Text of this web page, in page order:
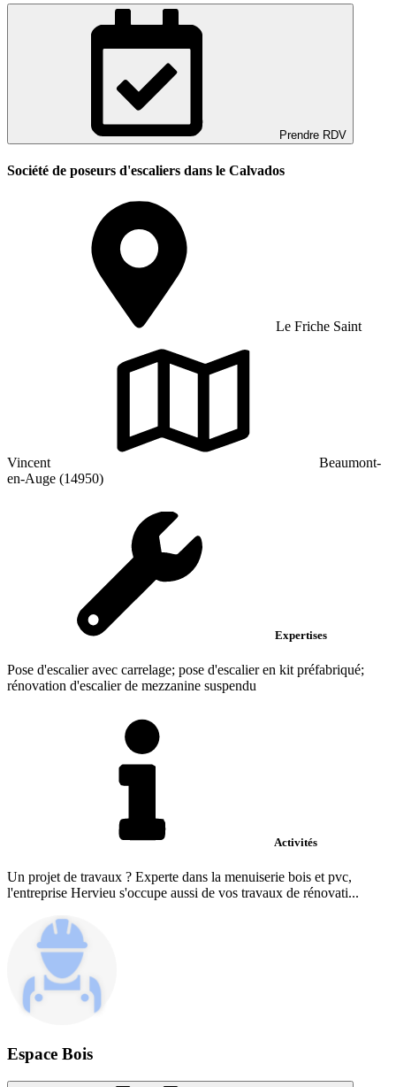
Prendre RDV
Société de poseurs d'escaliers dans le Calvados
Le Friche Saint
Vincent
Beaumont-
en-Auge (14950)
Expertises
Pose d'escalier avec carrelage; pose d'escalier en kit préfabriqué;
rénovation d'escalier de mezzanine suspendu
Activités
Un projet de travaux ? Experte dans la menuiserie bois et pvc,
l'entreprise Hervieu s'occupe aussi de vos travaux de rénovati...
Espace Bois